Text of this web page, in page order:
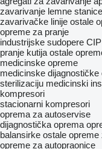
zavarivanje lemne stanice
zavarivačke linije ostale
opreme za pranje
industrijske sudopere
pranje kutija ostale
medicinske opreme
medicinske dijagnostičke
sterilizaciju medicinski
kompresori
stacionarni kompresori
oprema za autoservise
dijagnostička oprema
balansirke ostale
opreme za autopraonice